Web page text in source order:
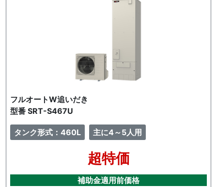
フルオートW追いだき
型番 SRT-S467U
タンク形式：460L 主に4～5人用
超特価
補助金適用前価格